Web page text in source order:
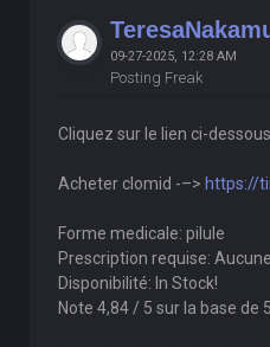
09-27-2025, 12:28 AM
Posting Freak
Cliquez sur le lien ci-
Acheter clomid -–> https://
Forme medicale: pilule
Prescription requise:
Disponibilité: In Stock!
Note 4,84 / 5 sur la base de